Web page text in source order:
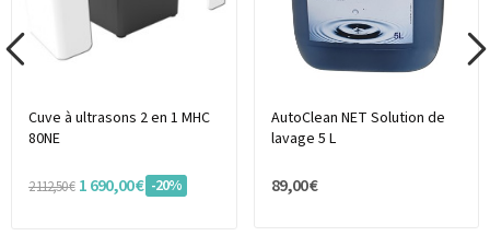
Cuve à ultrasons 2 en 1 MHC
80NE
2 112,50 € 1 690,00 € -20%
AutoClean NET Solution de
lavage 5 L
89,00 €